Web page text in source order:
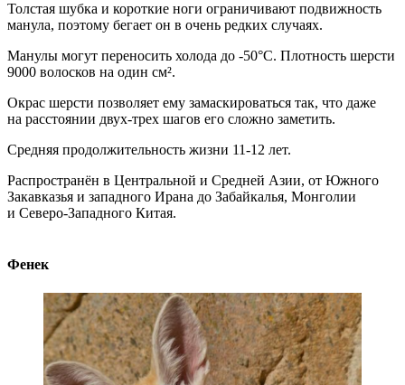
Толстая шубка и короткие ноги ограничивают подвижность
манула, поэтому бегает он в очень редких случаях.
Манулы могут переносить холода до -50°С. Плотность шерсти
9000 волосков на один см².
Окрас шерсти позволяет ему замаскироваться так, что даже
на расстоянии двух-трех шагов его сложно заметить.
Средняя продолжительность жизни 11-12 лет.
Распространён в Центральной и Средней Азии, от Южного
Закавказья и западного Ирана до Забайкалья, Монголии
и Северо-Западного Китая.
Фенек